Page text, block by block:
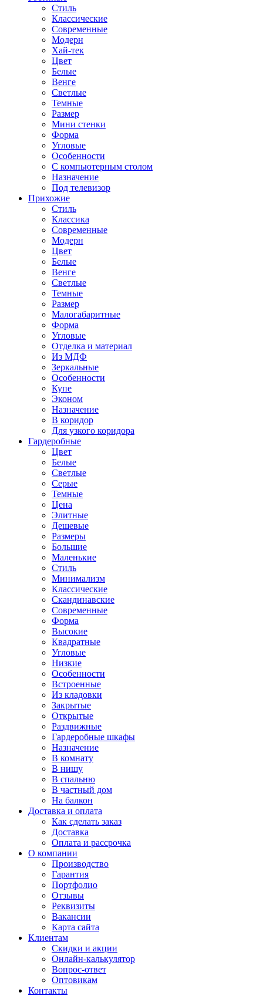
Стиль
Классические
Современные
Модерн
Хай-тек
Цвет
Белые
Венге
Светлые
Темные
Размер
Мини стенки
Форма
Угловые
Особенности
С компьютерным столом
Назначение
Под телевизор
Прихожие
Стиль
Классика
Современные
Модерн
Цвет
Белые
Венге
Светлые
Темные
Размер
Малогабаритные
Форма
Угловые
Отделка и материал
Из МДФ
Зеркальные
Особенности
Купе
Эконом
Назначение
В коридор
Для узкого коридора
Гардеробные
Цвет
Белые
Светлые
Серые
Темные
Цена
Элитные
Дешевые
Размеры
Большие
Маленькие
Стиль
Минимализм
Классические
Скандинавские
Современные
Форма
Высокие
Квадратные
Угловые
Низкие
Особенности
Встроенные
Из кладовки
Закрытые
Открытые
Раздвижные
Гардеробные шкафы
Назначение
В комнату
В нишу
В спальню
В частный дом
На балкон
Доставка и оплата
Как сделать заказ
Доставка
Оплата и рассрочка
О компании
Производство
Гарантия
Портфолио
Отзывы
Реквизиты
Вакансии
Карта сайта
Клиентам
Скидки и акции
Онлайн-калькулятор
Вопрос-ответ
Оптовикам
Контакты